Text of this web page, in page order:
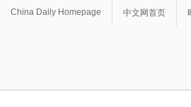
China Daily Homepage 中文网首页